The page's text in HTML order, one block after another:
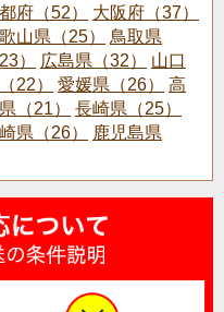
府（52）
大阪府（37）
山県（25）
鳥取県
） 広島県（32）
山口
22） 愛媛県（26）
高
（21）
長崎県（25）
県（26）
鹿児島県